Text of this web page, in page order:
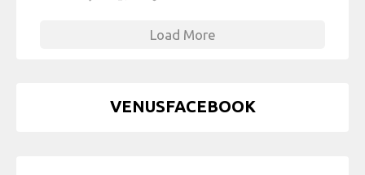
Load More
VENUSFACEBOOK